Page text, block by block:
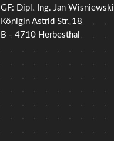
GF: Dipl. Ing. Jan Wisniewski
Königin Astrid Str. 18
B - 4710 Herbesthal